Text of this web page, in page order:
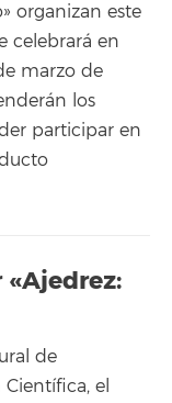
organizan este
celebrará en
marzo de
los
participar en
de
el